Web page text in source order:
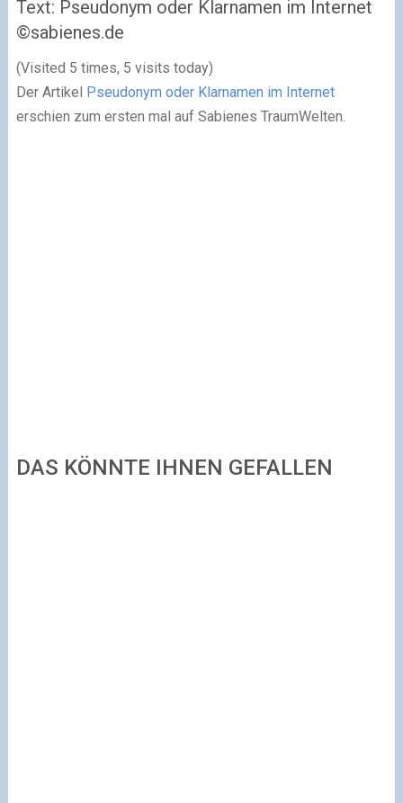
Text: Pseudonym oder Klarnamen im Internet
©sabienes.de
(Visited 5 times, 5 visits today)
Der Artikel Pseudonym oder Klarnamen im Internet
erschien zum ersten mal auf Sabienes TraumWelten.
DAS KÖNNTE IHNEN GEFALLEN